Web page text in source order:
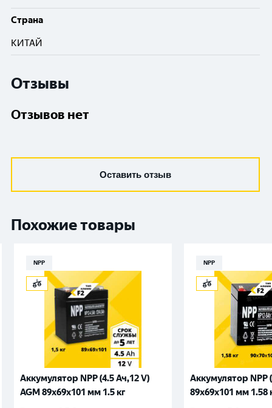
Cтрана
КИТАЙ
Отзывы
Отзывов нет
Оставить отзыв
Похожие товары
NPP
Аккумулятор NPP (4.5 Ач,12 V)
AGM 89x69x101 мм 1.5 кг
NPP
Аккумулятор NPP
89x69x101 мм 1.58